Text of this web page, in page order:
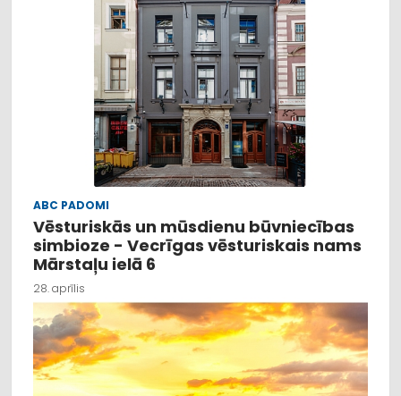
ABC PADOMI
Vēsturiskās un mūsdienu būvniecības
simbioze - Vecrīgas vēsturiskais nams
Mārstaļu ielā 6
28. aprīlis